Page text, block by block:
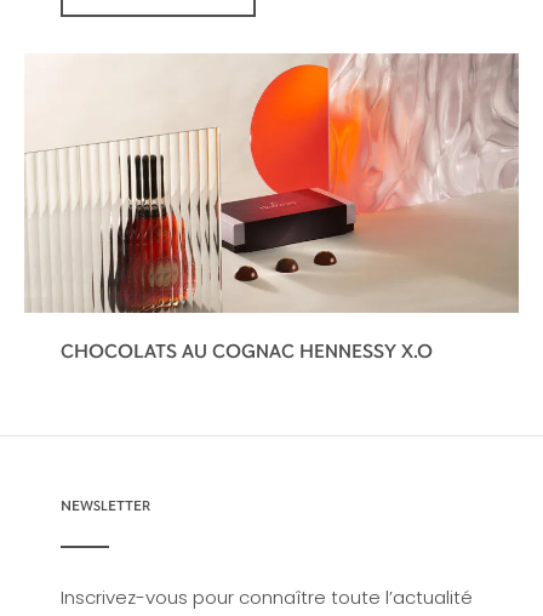
CHOCOLATS AU COGNAC HENNESSY X.O
NEWSLETTER
Inscrivez-vous pour connaître toute l’actualité